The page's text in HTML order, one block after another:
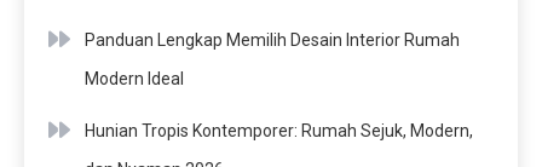
Panduan Lengkap Memilih Desain Interior Rumah
Modern Ideal
Hunian Tropis Kontemporer: Rumah Sejuk, Modern,